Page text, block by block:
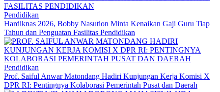
Pendidikan
Hardiknas 2026, Bobby Nasution Minta Kenaikan Gaji Guru Tiap
Tahun dan Penguatan Fasilitas Pendidikan
Pendidikan
Prof. Saiful Anwar Matondang Hadiri Kunjungan Kerja Komisi X
DPR RI: Pentingnya Kolaborasi Pemerintah Pusat dan Daerah